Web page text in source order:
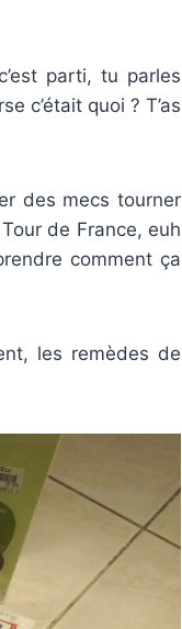
parti, tu parles
c’était quoi ? T’as
des mecs tourner
de France, euh
comment ça
les remèdes de